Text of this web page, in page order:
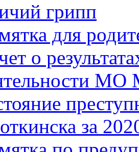
грипп
для
о
МО
за